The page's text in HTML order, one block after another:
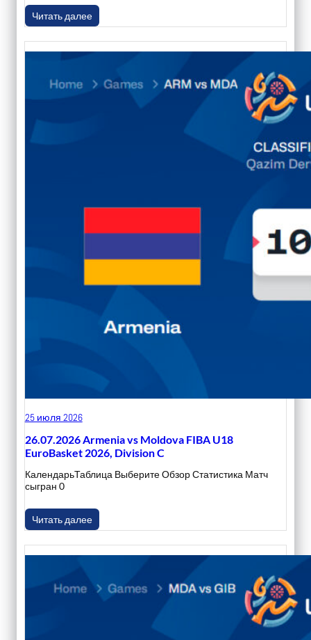
Читать далее
25 июля 2026
26.07.2026 Armenia vs Moldova FIBA U18
EuroBasket 2026, Division C
КалендарьТаблица Выберите Обзор Статистика Матч
сыгран 0
Читать далее